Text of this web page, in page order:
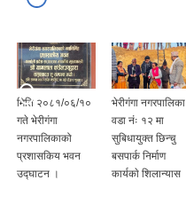
मिति २०८१/०६/१०
गते भेरीगंगा
नगरपालिकाको
प्रशासकिय भवन
उद्घाटन ।
भेरीगंगा नगरपालिका
वडा नंः १२ मा
सुबिधायुक्त छिन्चु
बसपार्क निर्माण
कार्यकाे शिलान्यास